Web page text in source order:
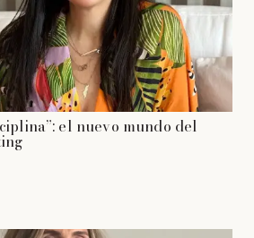
el nuevo mundo del